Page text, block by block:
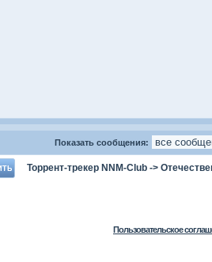
Показать сообщения:
Торрент-трекер NNM-Club ->
Пользовательское